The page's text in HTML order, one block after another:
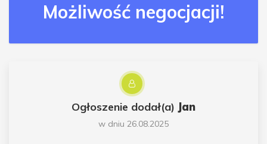
Możliwość negocjacji!
Ogłoszenie dodał(a) Jan
w dniu 26.08.2025